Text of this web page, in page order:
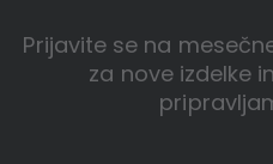
Prijavite se na
za nove izdelke